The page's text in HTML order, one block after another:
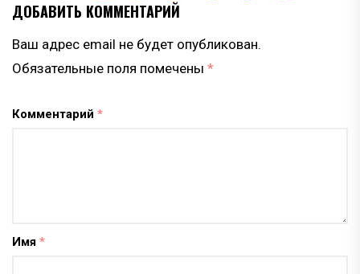
ДОБАВИТЬ КОММЕНТАРИЙ
Ваш адрес email не будет опубликован.
Обязательные поля помечены *
Комментарий *
Имя *